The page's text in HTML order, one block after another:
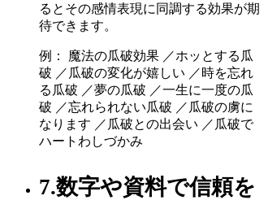
るとその感情表現に同調する効果が期
待できます。
例： 魔法の瓜破効果 ／ホッとする瓜
破 ／瓜破の変化が嬉しい ／時を忘れ
る瓜破 ／夢の瓜破 ／一生に一度の瓜
破 ／忘れられない瓜破 ／瓜破の虜に
なります ／瓜破との出会い ／瓜破で
ハートわしづかみ
7.数字や資料で信頼を